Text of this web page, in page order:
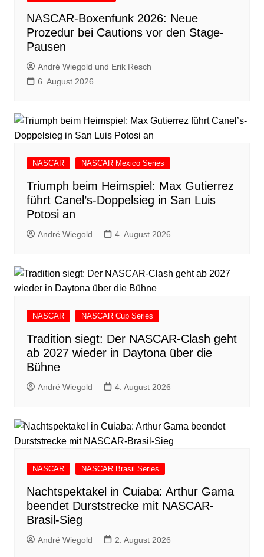
NASCAR-Boxenfunk 2026: Neue
Prozedur bei Cautions vor den Stage-
Pausen
André Wiegold und Erik Resch
6. August 2026
NASCAR NASCAR Mexico Series
Triumph beim Heimspiel: Max Gutierrez
führt Canel’s-Doppelsieg in San Luis
Potosi an
André Wiegold 4. August 2026
NASCAR NASCAR Cup Series
Tradition siegt: Der NASCAR-Clash geht
ab 2027 wieder in Daytona über die
Bühne
André Wiegold 4. August 2026
NASCAR NASCAR Brasil Series
Nachtspektakel in Cuiaba: Arthur Gama
beendet Durststrecke mit NASCAR-
Brasil-Sieg
André Wiegold 2. August 2026